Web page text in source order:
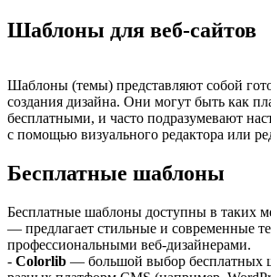
Шаблоны для веб-сайтов
Шаблоны (темы) представляют собой
создания дизайна. Они могут быть как
бесплатными, и часто подразумевают
с помощью визуального редактора или
Бесплатные шаблоны
Бесплатные шаблоны доступны в таких
— предлагает стильные и современные
профессиональными веб-дизайнерами.
- Colorlib — большой выбор бесплатных